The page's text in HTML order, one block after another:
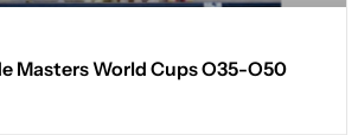
Masters World Cups O35-O50